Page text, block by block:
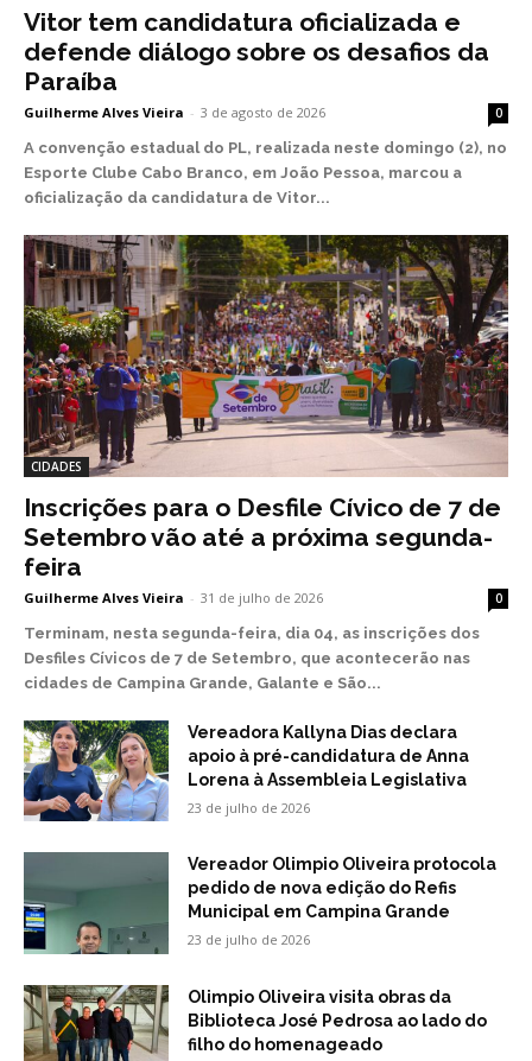
Vitor tem candidatura oficializada e
defende diálogo sobre os desafios da
Paraíba
Guilherme Alves Vieira - 3 de agosto de 2026 0
A convenção estadual do PL, realizada neste domingo (2), no
Esporte Clube Cabo Branco, em João Pessoa, marcou a
oficialização da candidatura de Vitor...
CIDADES
Inscrições para o Desfile Cívico de 7 de
Setembro vão até a próxima segunda-
feira
Guilherme Alves Vieira - 31 de julho de 2026 0
Terminam, nesta segunda-feira, dia 04, as inscrições dos
Desfiles Cívicos de 7 de Setembro, que acontecerão nas
cidades de Campina Grande, Galante e São...
Vereadora Kallyna Dias declara
apoio à pré-candidatura de Anna
Lorena à Assembleia Legislativa
23 de julho de 2026
Vereador Olimpio Oliveira protocola
pedido de nova edição do Refis
Municipal em Campina Grande
23 de julho de 2026
Olimpio Oliveira visita obras da
Biblioteca José Pedrosa ao lado do
filho do homenageado